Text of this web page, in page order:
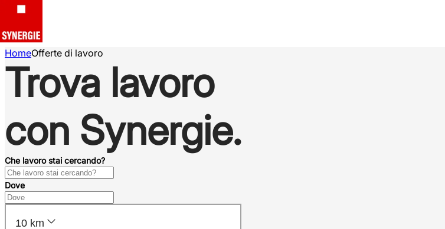
HomeOfferte di lavoro
Trova lavoro
con Synergie.
Che lavoro stai cercando?
Dove
10 km